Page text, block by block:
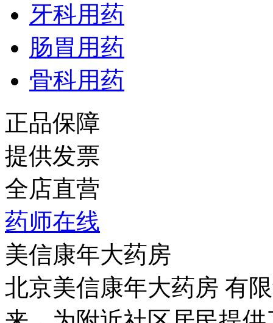
牙科用药
肠胃用药
骨科用药
正品保障
提供发票
全店直营
药师在线
美信康年大药房
北京美信康年大药房 有